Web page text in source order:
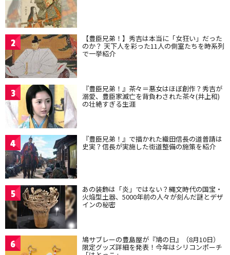
2 【豊臣兄弟！】秀吉は本当に「女狂い」だった
のか？ 天下人を彩った11人の側室たちを時系列
で一挙紹介
3 『豊臣兄弟！』茶々＝悪女はほぼ創作？秀吉が
溺愛、豊臣家滅亡を背負わされた茶々(井上和)
の壮絶すぎる生涯
4 『豊臣兄弟！』で描かれた織田信長の道普請は
史実？信長が実施した街道整備の施策を紹介
5 あの装飾は「炎」ではない？縄文時代の国宝・
火焔型土器、5000年前の人々が刻んだ謎とデザ
インの秘密
6 鳩サブレーの豊島屋が『鳩の日』（8月10日）
限定グッズ詳細を発表！今年はシリコンポーチ